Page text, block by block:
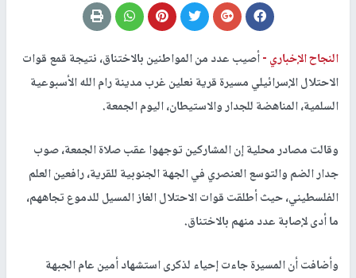
النجاح الإخباري -أصيب عدد من المواطنين بالاختناق، نتيجة قمع قوات
الاحتلال الإسرائيلي مسيرة قرية نعلين غرب مدينة رام الله الأسبوعية
السلمية، المناهضة للجدار والاستيطان، اليوم الجمعة.
وقالت مصادر محلية إن المشاركين توجهوا عقب صلاة الجمعة، صوب
جدار الضم والتوسع العنصري في الجهة الجنوبية للقرية، رافعين العلم
الفلسطيني، حيث أطلقت قوات الاحتلال الغاز المسيل للدموع تجاههم،
ما أدى لإصابة عدد منهم بالاختناق.
وأضافت أن المسيرة جاءت إحياء لذكرى استشهاد أمين عام الجبهة